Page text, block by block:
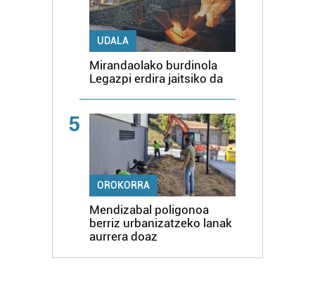
UDALA
Mirandaolako burdinola
Legazpi erdira jaitsiko da
5
OROKORRA
Mendizabal poligonoa
berriz urbanizatzeko lanak
aurrera doaz